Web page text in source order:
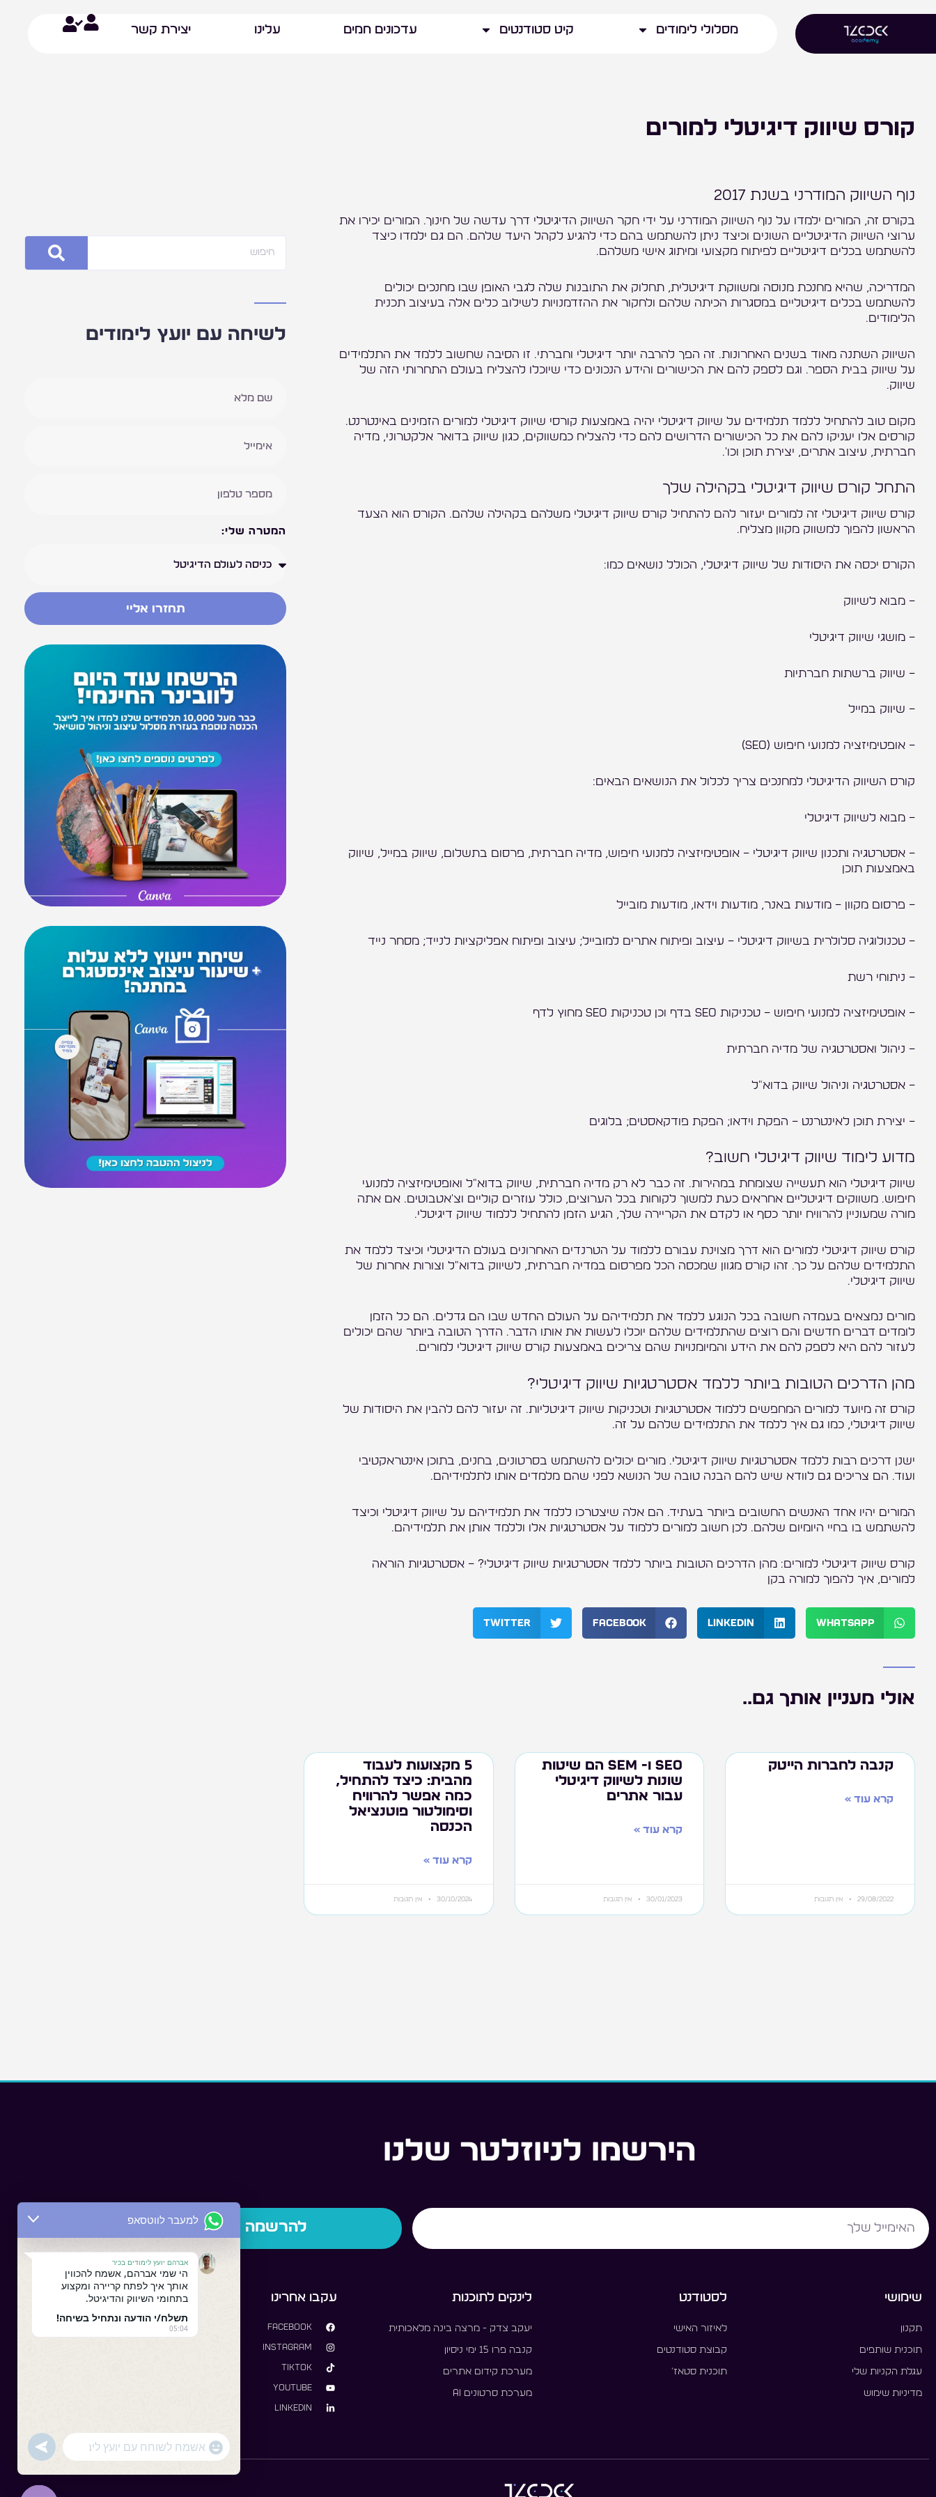
דילוג
מסלולי לימודים קיט סטודנטים עדכונים חמים עלינו יצירת קשר
קורס שיווק דיגיטלי למורים
נוף השיווק המודרני בשנת 2017
בקורס זה, המורים ילמדו על נוף השיווק המודרני על ידי חקר השיווק הדיגיטלי דרך עדשה של חינוך. המורים יכירו את
ערוצי השיווק הדיגיטליים השונים וכיצד ניתן להשתמש בהם כדי להגיע לקהל היעד שלהם. הם גם ילמדו כיצד
להשתמש בכלים דיגיטליים לפיתוח מקצועי ומיתוג אישי משלהם.
המדריכה, שהיא מחנכת מנוסה ומשווקת דיגיטלית, תחלוק את התובנות שלה לגבי האופן שבו מחנכים יכולים
להשתמש בכלים דיגיטליים במסגרות הכיתה שלהם ולחקור את ההזדמנויות לשילוב כלים אלה בעיצוב תכנית
הלימודים.
השיווק השתנה מאוד בשנים האחרונות. זה הפך להרבה יותר דיגיטלי וחברתי. זו הסיבה שחשוב ללמד את התלמידים
על שיווק בבית הספר. וגם לספק להם את הכישורים והידע הנכונים כדי שיוכלו להצליח בעולם התחרותי הזה של
שיווק.
מקום טוב להתחיל ללמד תלמידים על שיווק דיגיטלי יהיה באמצעות קורסי שיווק דיגיטלי למורים הזמינים באינטרנט.
קורסים אלו יעניקו להם את כל הכישורים הדרושים להם כדי להצליח כמשווקים, כגון שיווק בדואר אלקטרוני, מדיה
חברתית, עיצוב אתרים, יצירת תוכן וכו'.
התחל קורס שיווק דיגיטלי בקהילה שלך
קורס שיווק דיגיטלי זה למורים יעזור להם להתחיל קורס שיווק דיגיטלי משלהם בקהילה שלהם. הקורס הוא הצעד
הראשון להפוך למשווק מקוון מצליח.
הקורס יכסה את היסודות של שיווק דיגיטלי, הכולל נושאים כמו:
– מבוא לשיווק
– מושגי שיווק דיגיטלי
– שיווק ברשתות חברתיות
– שיווק במייל
– אופטימיזציה למנועי חיפוש (SEO)
קורס השיווק הדיגיטלי למחנכים צריך לכלול את הנושאים הבאים:
– מבוא לשיווק דיגיטלי
– אסטרטגיה ותכנון שיווק דיגיטלי – אופטימיזציה למנועי חיפוש, מדיה חברתית, פרסום בתשלום, שיווק במייל, שיווק
באמצעות תוכן
– פרסום מקוון – מודעות באנר, מודעות וידאו, מודעות מובייל
– טכנולוגיה סלולרית בשיווק דיגיטלי – עיצוב ופיתוח אתרים למובייל; עיצוב ופיתוח אפליקציות לנייד; מסחר נייד
– ניתוחי רשת
– אופטימיזציה למנועי חיפוש – טכניקות SEO בדף וכן טכניקות SEO מחוץ לדף
– ניהול ואסטרטגיה של מדיה חברתית
– אסטרטגיה וניהול שיווק בדוא"ל
– יצירת תוכן לאינטרנט – הפקת וידאו; הפקת פודקאסטים; בלוגים
מדוע לימוד שיווק דיגיטלי חשוב?
שיווק דיגיטלי הוא תעשייה שצומחת במהירות. זה כבר לא רק מדיה חברתית, שיווק בדוא"ל ואופטימיזציה למנועי
חיפוש. משווקים דיגיטליים אחראים כעת למשוך לקוחות בכל הערוצים, כולל עוזרים קוליים וצ'אטבוטים. אם אתה
מורה שמעוניין להרוויח יותר כסף או לקדם את הקריירה שלך, הגיע הזמן להתחיל ללמוד שיווק דיגיטלי.
קורס שיווק דיגיטלי למורים הוא דרך מצוינת עבורם ללמוד על הטרנדים האחרונים בעולם הדיגיטלי וכיצד ללמד את
התלמידים שלהם על כך. זהו קורס מגוון שמכסה הכל מפרסום במדיה חברתית, לשיווק בדוא"ל וצורות אחרות של
שיווק דיגיטלי.
מורים נמצאים בעמדה חשובה בכל הנוגע ללמד את תלמידיהם על העולם החדש שבו הם גדלים. הם כל הזמן
לומדים דברים חדשים והם רוצים שהתלמידים שלהם יוכלו לעשות את אותו הדבר. הדרך הטובה ביותר שהם יכולים
לעזור להם היא לספק להם את הידע והמיומנויות שהם צריכים באמצעות קורס שיווק דיגיטלי למורים.
מהן הדרכים הטובות ביותר ללמד אסטרטגיות שיווק דיגיטלי?
קורס זה מיועד למורים המחפשים ללמוד אסטרטגיות וטכניקות שיווק דיגיטליות. זה יעזור להם להבין את היסודות של
שיווק דיגיטלי, כמו גם איך ללמד את התלמידים שלהם על זה.
ישנן דרכים רבות ללמד אסטרטגיות שיווק דיגיטלי. מורים יכולים להשתמש בסרטונים, בחנים, בתוכן אינטראקטיבי
ועוד. הם צריכים גם לוודא שיש להם הבנה טובה של הנושא לפני שהם מלמדים אותו לתלמידיהם.
המורים יהיו אחד האנשים החשובים ביותר בעתיד. הם אלה שיצטרכו ללמד את תלמידיהם על שיווק דיגיטלי וכיצד
להשתמש בו בחיי היומיום שלהם. לכן חשוב למורים ללמוד על אסטרטגיות אלו וללמד אותן את תלמידיהם.
קורס שיווק דיגיטלי למורים: מהן הדרכים הטובות ביותר ללמד אסטרטגיות שיווק דיגיטלי? – אסטרטגיות הוראה
למורים, איך להפוך למורה בקן
WhatsApp
LinkedIn
Facebook
Twitter
אולי מעניין אותך גם..
קנבה לחברות הייטק
קרא עוד »
29/08/2022 אין תגובות
SEO ו- SEM הם שיטות
שונות לשיווק דיגיטלי
עבור אתרים
קרא עוד »
30/01/2023 אין תגובות
5 מקצועות לעבוד
מהבית: כיצד להתחיל,
כמה אפשר להרוויח
וסימולטור פוטנציאל
הכנסה
קרא עוד »
30/10/2024 אין תגובות
לשיחה עם יועץ לימודים
המטרה שלי:
תחזרו אליי
הירשמו לניוזלטר שלנו
Email להרשמה
שימושי
תקנון
תוכנית שותפים
עגלת הקניות שלי
מדיניות שימוש
לסטודנט
לאיזור האישי
קבוצת סטודנטים
תוכנית סטאז'
לינקים לתוכנות
יעקב צדק - מרצה בינה מלאכותית
קנבה פרו 15 ימי ניסיון
מערכת קידום אתרים
מערכת סרטונים AI
עקבו אחרינו
Facebook
Instagram
TikTok
YouTube
Linkedin
למעבר לווטסאפ
אברהם יועץ לימודים בכיר
הי שמי אברהם, אשמח להכווין
אותך איך לפתח קריירה ומקצוע
בתחומי השיווק והדיגיטל.
תשלח/י הודעה ונתחיל בשיחה!
05:04
"+chaty_settings.lang.emoji_picker+"
WhatsApp Message